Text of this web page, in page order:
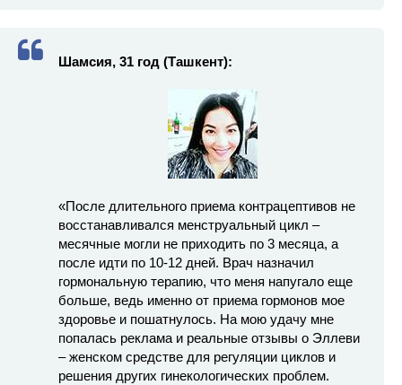
Шамсия, 31 год (Ташкент):
«После длительного приема контрацептивов не
восстанавливался менструальный цикл –
месячные могли не приходить по 3 месяца, а
после идти по 10-12 дней. Врач назначил
гормональную терапию, что меня напугало еще
больше, ведь именно от приема гормонов мое
здоровье и пошатнулось. На мою удачу мне
попалась реклама и реальные отзывы о Эллеви
– женском средстве для регуляции циклов и
решения других гинекологических проблем.